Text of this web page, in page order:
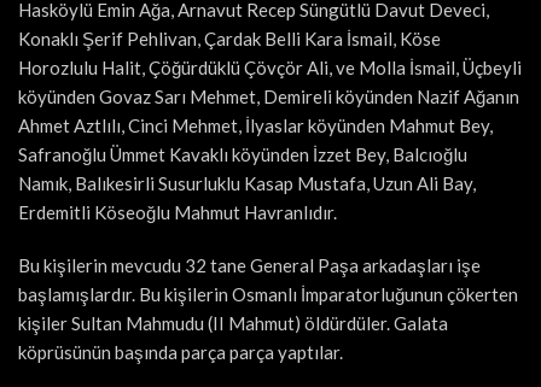
Hasköylü Emin Ağa, Arnavut Recep Süngütlü Davut Deveci,
Konaklı Şerif Pehlivan, Çardak Belli Kara İsmail, Köse
Horozlulu Halit, Çöğürdüklü Çövçör Ali, ve Molla İsmail, Üçbeyli
köyünden Govaz Sarı Mehmet, Demireli köyünden Nazif Ağanın
Ahmet Aztlılı, Cinci Mehmet, İlyaslar köyünden Mahmut Bey,
Safranoğlu Ümmet Kavaklı köyünden İzzet Bey, Balcıoğlu
Namık, Balıkesirli Susurluklu Kasap Mustafa, Uzun Ali Bay,
Erdemitli Köseoğlu Mahmut Havranlıdır.
Bu kişilerin mevcudu 32 tane General Paşa arkadaşları işe
başlamışlardır. Bu kişilerin Osmanlı İmparatorluğunun çökerten
kişiler Sultan Mahmudu (II Mahmut) öldürdüler. Galata
köprüsünün başında parça parça yaptılar.